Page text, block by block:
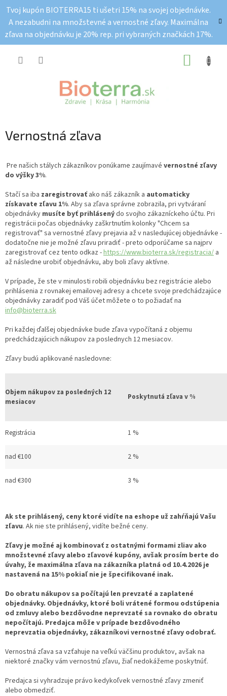
obsah
Tvoj kupón BIOTERRA15 ti ušetri 15% na svojej objednávke.
A nezabudni na množstevné a vernostné zľavy. Maximálna
zľava na objednávku je 20% rep. pri vybraných značkách 17%.
Vernostná zľava
Pre našich stálych zákazníkov ponúkame zaujímavé vernostné zľavy
do výšky 3%.
Stačí sa iba zaregistrovať ako náš zákazník a automaticky
získavate zľavu 1%. Aby sa zľava správne zobrazila, pri vytváraní
objednávky musíte byť prihlásenýdo svojho zákazníckeho účtu. Pri
registrácii počas objednávky zaškrtnutím kolonky "Chcem sa
registrovať" sa vernostné zľavy prejavia až v nasledujúcej objednávke -
dodatočne nie je možné zľavu priradiť - preto odporúčame sa najprv
zaregistrovať cez tento odkaz -https://www.bioterra.sk/registracia/ a
až následne urobiť objednávku, aby boli zľavy aktívne.
V prípade, že ste v minulosti robili objednávku bez registrácie alebo
prihlásenia z rovnakej emailovej adresy a chcete svoje predchádzajúce
objednávky zaradiť pod Váš účet môžete o to požiadať na
info@bioterra.sk
Pri každej ďalšej objednávke bude zľava vypočítaná z objemu
predchádzajúcich nákupov za poslednych 12 mesiacov.
Zľavy budú aplikované nasledovne:
Objem nákupov za posledných 12
mesiacov
Poskytnutá zľava v %
Registrácia 1 %
nad €100 2 %
nad €300 3 %
Ak ste prihlásený, ceny ktoré vidíte na eshope už zahŕňajú Vašu
zľavu. Ak nie ste prihlásený, vidíte bežné ceny.
Zľavy je možné aj kombinovať z ostatnými formami zliav ako
množstevné zľavy alebo zľavové kupóny, avšak prosím berte do
úvahy, že maximálna zľava na zákazníka platná od 10.4.2026 je
nastavená na 15% pokiaľ nie je špecifikované inak.
Do obratu nákupov sa počítajú len prevzaté a zaplatené
objednávky. Objednávky, ktoré boli vrátené formou odstúpenia
od zmluvy alebo bezdôvodne neprevzaté sa rovnako do obratu
nepočítajú. Predajca môže v prípade bezdôvodného
neprevzatia objednávky, zákazníkovi vernostné zľavy odobrať.
Vernostná zľava sa vzťahuje na veľkú väčšinu produktov, avšak na
niektoré značky vám vernostnú zľavu, žiaľ nedokážeme poskytnúť.
Predajca si vyhradzuje právo kedykoľvek vernostné zľavy zmeniť
alebo obmedziť.